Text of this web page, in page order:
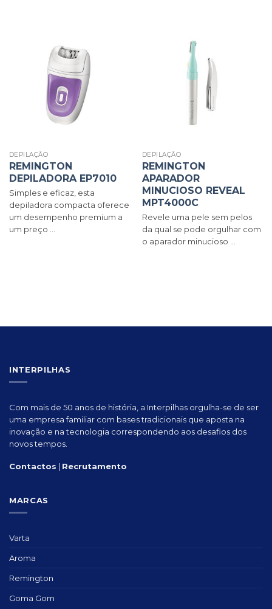
DEPILAÇÃO
REMINGTON
DEPILADORA EP7010
Simples e eficaz, esta
depiladora compacta oferece
um desempenho premium a
um preço ...
DEPILAÇÃO
REMINGTON
APARADOR
MINUCIOSO REVEAL
MPT4000C
Revele uma pele sem pelos
da qual se pode orgulhar com
o aparador minucioso ...
INTERPILHAS
Com mais de 50 anos de história, a Interpilhas orgulha-se de ser
uma empresa familiar com bases tradicionais que aposta na
inovação e na tecnologia correspondendo aos desafios dos
novos tempos.
Contactos | Recrutamento
MARCAS
Varta
Aroma
Remington
Goma Gom